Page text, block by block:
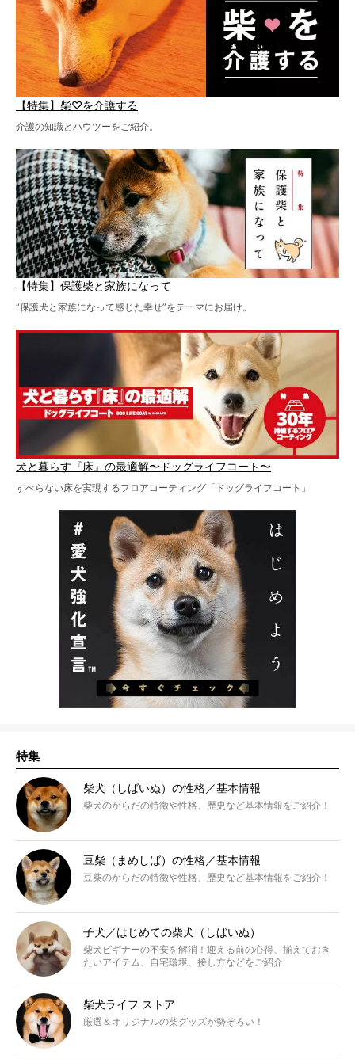
【特集】柴♡を介護する
介護の知識とハウツーをご紹介。
【特集】保護柴と家族になって
“保護犬と家族になって感じた幸せ”をテーマにお届け。
犬と暮らす『床』の最適解〜ドッグライフコート〜
すべらない床を実現するフロアコーティング「ドッグライフコート」
特集
柴犬（しばいぬ）の性格／基本情報
柴犬のからだの特徴や性格、歴史など基本情報をご紹介！
豆柴（まめしば）の性格／基本情報
豆柴のからだの特徴や性格、歴史など基本情報をご紹介！
子犬／はじめての柴犬（しばいぬ）
柴犬ビギナーの不安を解消！迎える前の心得、揃えておき
たいアイテム、自宅環境、接し方などをご紹介
柴犬ライフ ストア
厳選＆オリジナルの柴グッズが勢ぞろい！